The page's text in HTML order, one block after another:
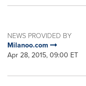
NEWS PROVIDED BY
Milanoo.com
Apr 28, 2015, 09:00 ET